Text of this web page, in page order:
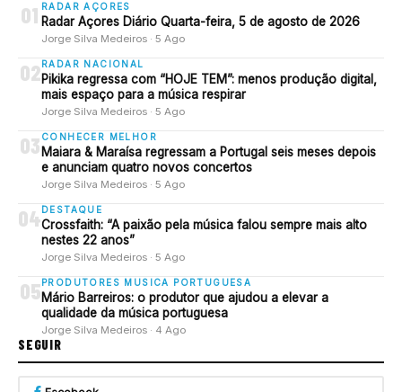
01 RADAR AÇORES
Radar Açores Diário Quarta-feira, 5 de agosto de 2026
Jorge Silva Medeiros · 5 Ago
02 RADAR NACIONAL
Pikika regressa com “HOJE TEM”: menos produção digital,
mais espaço para a música respirar
Jorge Silva Medeiros · 5 Ago
03 CONHECER MELHOR
Maiara & Maraísa regressam a Portugal seis meses depois
e anunciam quatro novos concertos
Jorge Silva Medeiros · 5 Ago
04 DESTAQUE
Crossfaith: “A paixão pela música falou sempre mais alto
nestes 22 anos”
Jorge Silva Medeiros · 5 Ago
05 PRODUTORES MUSICA PORTUGUESA
Mário Barreiros: o produtor que ajudou a elevar a
qualidade da música portuguesa
Jorge Silva Medeiros · 4 Ago
SEGUIR